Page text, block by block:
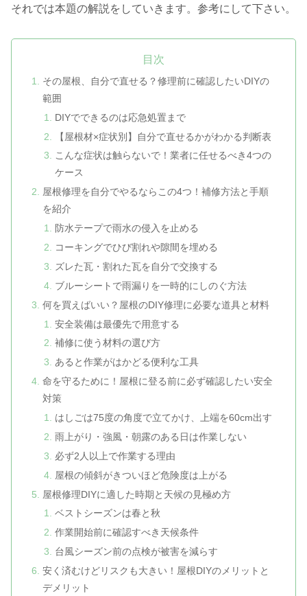
それでは本題の解説をしていきます。参考にして下さい。
目次
その屋根、自分で直せる？修理前に確認したいDIYの
範囲
DIYでできるのは応急処置まで
【屋根材×症状別】自分で直せるかがわかる判断表
こんな症状は触らないで！業者に任せるべき4つの
ケース
屋根修理を自分でやるならこの4つ！補修方法と手順
を紹介
防水テープで雨水の侵入を止める
コーキングでひび割れや隙間を埋める
ズレた瓦・割れた瓦を自分で交換する
ブルーシートで雨漏りを一時的にしのぐ方法
何を買えばいい？屋根のDIY修理に必要な道具と材料
安全装備は最優先で用意する
補修に使う材料の選び方
あると作業がはかどる便利な工具
命を守るために！屋根に登る前に必ず確認したい安全
対策
はしごは75度の角度で立てかけ、上端を60cm出す
雨上がり・強風・朝露のある日は作業しない
必ず2人以上で作業する理由
屋根の傾斜がきついほど危険度は上がる
屋根修理DIYに適した時期と天候の見極め方
ベストシーズンは春と秋
作業開始前に確認すべき天候条件
台風シーズン前の点検が被害を減らす
安く済むけどリスクも大きい！屋根DIYのメリットと
デメリット